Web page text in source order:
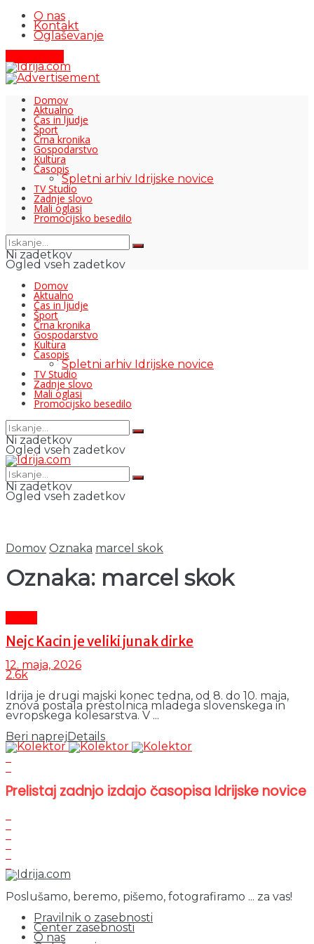
O nas
Kontakt
Oglaševanje
Domov
Aktualno
Čas in ljudje
Šport
Črna kronika
Gospodarstvo
Kultura
Časopis
Spletni arhiv Idrijske novice
TV Studio
Zadnje slovo
Mali oglasi
Promocijsko besedilo
Ni zadetkov
Ogled vseh zadetkov
Domov
Aktualno
Čas in ljudje
Šport
Črna kronika
Gospodarstvo
Kultura
Časopis
Spletni arhiv Idrijske novice
TV Studio
Zadnje slovo
Mali oglasi
Promocijsko besedilo
Ni zadetkov
Ogled vseh zadetkov
Ni zadetkov
Ogled vseh zadetkov
Domov Oznaka marcel skok
Oznaka: marcel skok
Nejc Kacin je veliki junak dirke
12. maja, 2026
2.6k
Idrija je drugi majski konec tedna, od 8. do 10. maja,
znova postala prestolnica mladega slovenskega in
evropskega kolesarstva. V ...
Beri naprej Details
Prelistaj zadnjo izdajo časopisa Idrijske novice
Poslušamo, beremo, pišemo, fotografiramo ... za vas!
Pravilnik o zasebnosti
Center zasebnosti
O nas